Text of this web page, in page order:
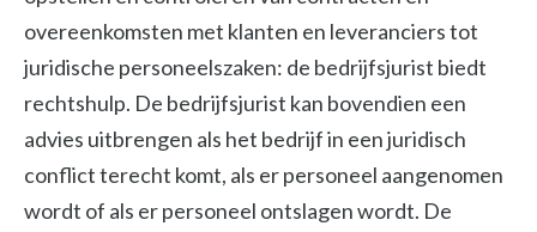
overeenkomsten met klanten en leveranciers tot
juridische personeelszaken: de bedrijfsjurist biedt
rechtshulp. De bedrijfsjurist kan bovendien een
advies uitbrengen als het bedrijf in een juridisch
conflict terecht komt, als er personeel aangenomen
wordt of als er personeel ontslagen wordt. De